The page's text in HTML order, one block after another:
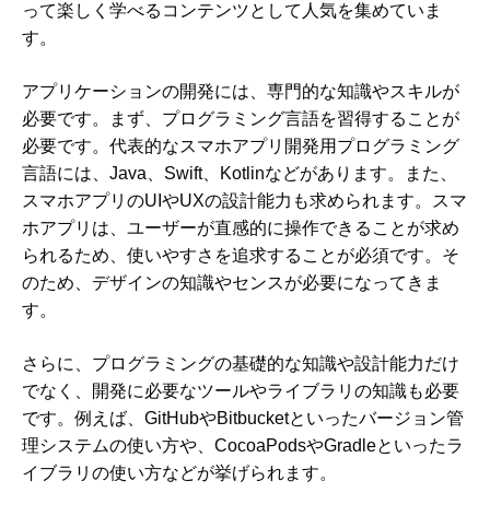
って楽しく学べるコンテンツとして人気を集めていま
す。
アプリケーションの開発には、専門的な知識やスキルが
必要です。まず、プログラミング言語を習得することが
必要です。代表的なスマホアプリ開発用プログラミング
言語には、Java、Swift、Kotlinなどがあります。また、
スマホアプリのUIやUXの設計能力も求められます。スマ
ホアプリは、ユーザーが直感的に操作できることが求め
られるため、使いやすさを追求することが必須です。そ
のため、デザインの知識やセンスが必要になってきま
す。
さらに、プログラミングの基礎的な知識や設計能力だけ
でなく、開発に必要なツールやライブラリの知識も必要
です。例えば、GitHubやBitbucketといったバージョン管
理システムの使い方や、CocoaPodsやGradleといったラ
イブラリの使い方などが挙げられます。